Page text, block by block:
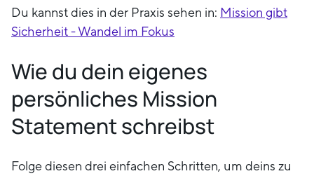
Du kannst dies in der Praxis sehen in: Mission gibt
Sicherheit - Wandel im Fokus
Wie du dein eigenes
persönliches Mission
Statement schreibst
Folge diesen drei einfachen Schritten, um deins zu